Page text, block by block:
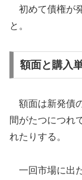
初めて債権が
と。
額面と購入
額面は新発債
間がたつにつれ
れたりする。
一回市場に出